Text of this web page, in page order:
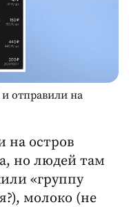
отправили на
на остров
но людей там
«группу
молоко (не